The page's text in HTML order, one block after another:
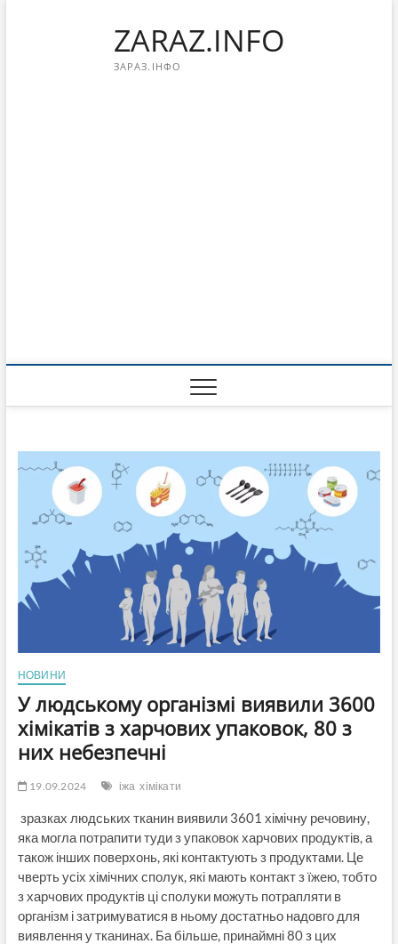
ZARAZ.INFO
ЗАРАЗ.ІНФО
НОВИНИ
У людському організмі виявили 3600
хімікатів з харчових упаковок, 80 з
них небезпечні
19.09.2024 іжа хімікати
зразках людських тканин виявили 3601 хімічну речовину,
яка могла потрапити туди з упаковок харчових продуктів, а
також інших поверхонь, які контактують з продуктами. Це
чверть усіх хімічних сполук, які мають контакт з їжею, тобто
з харчових продуктів ці сполуки можуть потрапляти в
організм і затримуватися в ньому достатньо надовго для
виявлення у тканинах. Ба більше, принаймні 80 з цих